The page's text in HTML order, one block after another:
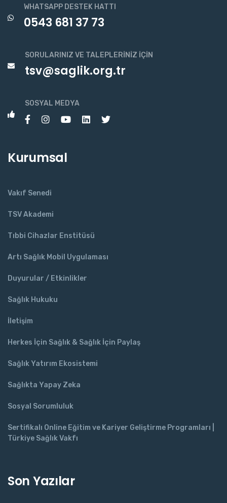
WHATSAPP DESTEK HATTI
0543 681 37 73
SORULARINIZ VE TALEPLERINIZ İÇIN
tsv@saglik.org.tr
SOSYAL MEDYA
Kurumsal
Vakıf Senedi
TSV Akademi
Tıbbi Cihazlar Enstitüsü
Artı Sağlık Mobil Uygulaması
Duyurular / Etkinlikler
Sağlık Hukuku
İletişim
Herkes İçin Sağlık & Sağlık İçin Paylaş
Sağlık Yatırım Ekosistemi
Sağlıkta Yapay Zeka
Sosyal Sorumluluk
Sertifikalı Online Eğitim ve Kariyer Geliştirme Programları |
Türkiye Sağlık Vakfı
Son Yazılar